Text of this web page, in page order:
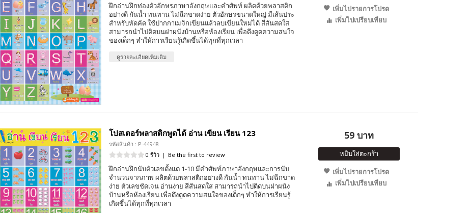
ฝึกอ่านฝึกท่องตัวอักษรภาษาอังกฤษและคำศัพท์ ผลิตด้วยพลาสติก
อย่างดี กันน้ำ ทนทาน ไม่ฉีกขาดง่าย ตัวอักษรขนาดใหญ่ มีเส้นประ
สำหรับหัดคัด ใช้ปากกาเมจิกเขียนแล้วลบเขียนใหม่ได้ สีสันสดใส
สามารถนำไปติดบนฝาผนังบ้านหรือห้องเรียน เพื่อดึงดูดความสนใจ
ของเด็กๆ ทำให้การเรียนรู้เกิดขึ้นได้ทุกที่ทุกเวลา
ดูรายละเอียดเพิ่มเติม
เพิ่มไปรายการโปรด
เพิ่มไปเปรียบเทียบ
โปสเตอร์พลาสติกพูดได้ อ่าน เขียน เรียน 123
รหัสสินค้า : P-44948
0 รีวิว | Be the first to review
ฝึกอ่านฝึกนับตัวเลขตั้งแต่ 1-10 มีคำศัพท์ภาษาอังกฤษและการนับ
จำนวนจากภาพ ผลิตด้วยพลาสติกอย่างดี กันน้ำ ทนทาน ไม่ฉีกขาด
ง่าย ตัวเลขชัดเจน อ่านง่าย สีสันสดใส สามารถนำไปติดบนฝาผนัง
บ้านหรือห้องเรียน เพื่อดึงดูดความสนใจของเด็กๆ ทำให้การเรียนรู้
เกิดขึ้นได้ทุกที่ทุกเวลา
59 บาท
หยิบใส่ตะกร้า
เพิ่มไปรายการโปรด
เพิ่มไปเปรียบเทียบ